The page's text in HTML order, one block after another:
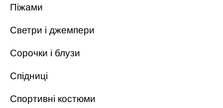
Піжами
Светри і джемпери
Сорочки і блузи
Спідниці
Спортивні костюми